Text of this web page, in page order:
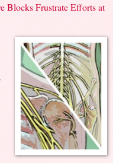
Blocks Frustrate Efforts at